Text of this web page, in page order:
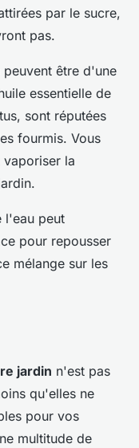
par le sucre,
pas.
peuvent être d'une
essentielle de
sont réputées
fourmis. Vous
la
l'eau peut
pour repousser
mélange sur les
jardin n'est pas
qu'elles ne
pour vos
multitude de